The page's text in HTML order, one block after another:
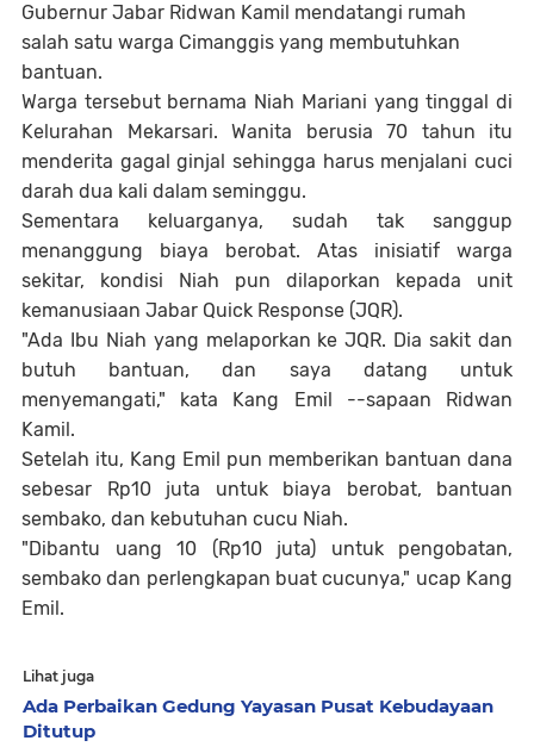
Gubernur Jabar Ridwan Kamil mendatangi rumah
salah satu warga Cimanggis yang membutuhkan
bantuan.
Warga tersebut bernama Niah Mariani yang tinggal di
Kelurahan Mekarsari. Wanita berusia 70 tahun itu
menderita gagal ginjal sehingga harus menjalani cuci
darah dua kali dalam seminggu.
Sementara keluarganya, sudah tak sanggup
menanggung biaya berobat. Atas inisiatif warga
sekitar, kondisi Niah pun dilaporkan kepada unit
kemanusiaan Jabar Quick Response (JQR).
"Ada Ibu Niah yang melaporkan ke JQR. Dia sakit dan
butuh bantuan, dan saya datang untuk
menyemangati," kata Kang Emil --sapaan Ridwan
Kamil.
Setelah itu, Kang Emil pun memberikan bantuan dana
sebesar Rp10 juta untuk biaya berobat, bantuan
sembako, dan kebutuhan cucu Niah.
"Dibantu uang 10 (Rp10 juta) untuk pengobatan,
sembako dan perlengkapan buat cucunya," ucap Kang
Emil.
Lihat juga
Ada Perbaikan Gedung Yayasan Pusat Kebudayaan
Ditutup